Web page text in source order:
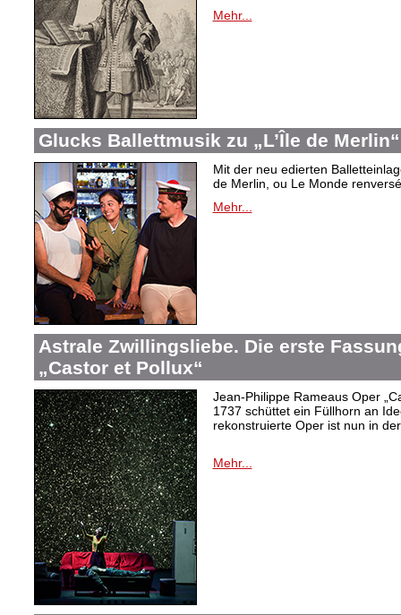
Mehr...
Glucks Ballettmusik zu „L’Île de Merlin“
Mit der neu edierten
de Merlin, ou Le Monde
Mehr...
Astrale Zwillingsliebe. Die erste
„Castor et Pollux“
Jean-Philippe Rameaus Oper
1737 schüttet ein Füllhorn an
rekonstruierte Oper ist nun in
Mehr...